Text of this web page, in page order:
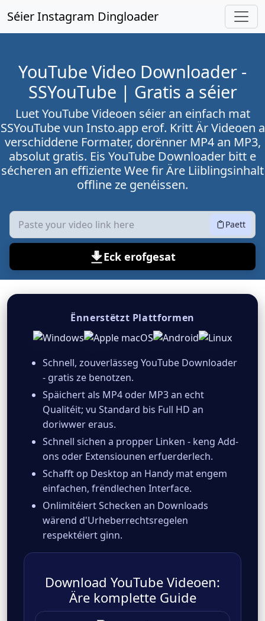
Séier Instagram Dingloader
YouTube Video Downloader -
SSYouTube | Gratis a séier
Luet YouTube Videoen séier an einfach mat
SSYouTube vun Insto.app erof. Kritt Är Videoen a
verschiddene Formater, dorënner MP4 an MP3,
absolut gratis. Eis YouTube Downloader bitt e
sécheren an effiziente Wee fir Äre Liiblingsinhalt
offline ze genéissen.
Paett
Eck erofgesat
Ënnerstëtzt Plattformen
Schnell, zouverlässeg YouTube Downloader
- gratis ze benotzen.
Späichert als MP4 oder MP3 an echt
Qualitéit; vu Standard bis Full HD an
doriwwer eraus.
Schnell sichen a propper Linken - keng Add-
ons oder Extensiounen erfuerderlech.
Schafft op Desktop an Handy mat engem
einfachen, frëndlechen Interface.
Onlimitéiert Schecken an Downloads
wärend d'Urheberrechtsregelen
respektéiert ginn.
Download YouTube Videoen:
Äre komplette Guide